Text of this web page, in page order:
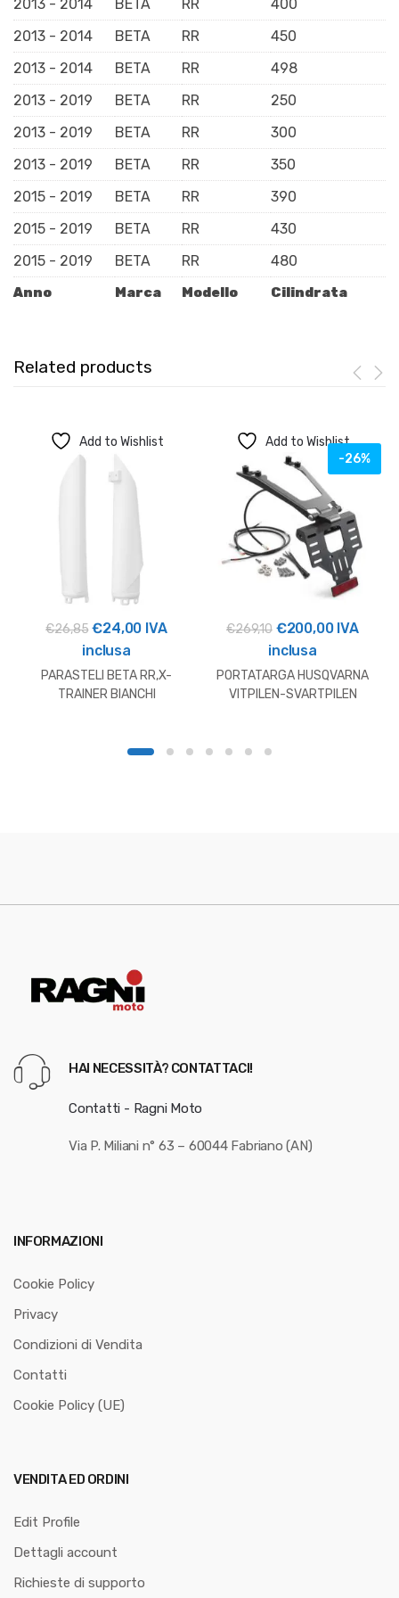
Anno Marca Modello Cilindrata
2013 - 2014 BETA RR
400
2013 - 2014
BETA RR
450
2013 - 2014
BETA RR
498
2013 - 2019
BETA RR
250
2013 - 2019
BETA RR
300
2013 - 2019
BETA RR
350
2015 - 2019
BETA RR
390
2015 - 2019
BETA RR
430
2015 - 2019
BETA RR 480
Related products
Add to Wishlist
€26,85 Il
prezzo
originale
era:
€24,00Il
attuale
è:
IVA
inclusa
PARASTELI BETA RR,X-
TRAINER BIANCHI
Add to Wishlist
-26%
€269,10 Il
prezzo
originale
era:
€200,00Il
attuale
è:
IVA
inclusa
PORTATARGA HUSQVARNA
VITPILEN-SVARTPILEN
HAI NECESSITÀ? CONTATTACI!
Contatti - Ragni Moto
Via P. Miliani n° 63 – 60044 Fabriano (AN)
INFORMAZIONI
Cookie Policy
Privacy
Condizioni di Vendita
Contatti
Cookie Policy (UE)
VENDITA ED ORDINI
Edit Profile
Dettagli account
Richieste di supporto